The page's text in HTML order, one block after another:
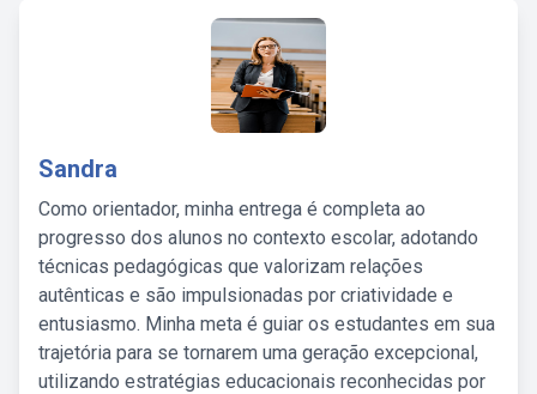
Sandra
Como orientador, minha entrega é completa ao
progresso dos alunos no contexto escolar, adotando
técnicas pedagógicas que valorizam relações
autênticas e são impulsionadas por criatividade e
entusiasmo. Minha meta é guiar os estudantes em sua
trajetória para se tornarem uma geração excepcional,
utilizando estratégias educacionais reconhecidas por